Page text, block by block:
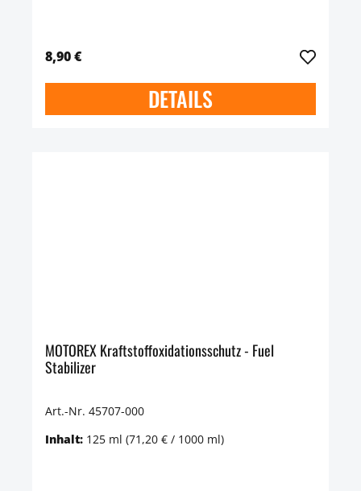
8,90 €
DETAILS
MOTOREX Kraftstoffoxidationsschutz - Fuel
Stabilizer
Art.-Nr. 45707-000
Inhalt: 125 ml (71,20 € / 1000 ml)